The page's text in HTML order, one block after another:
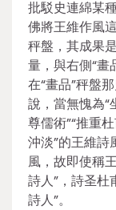
批駁史連綿某
佛將王維作風
秤盤，其成果
量，與右側“畫
在“畫品”秤盤
說，當無愧為“
尊儒術”“推重
沖淡”的王維詩
風，故即使稱
詩人”，詩圣杜
詩人”。